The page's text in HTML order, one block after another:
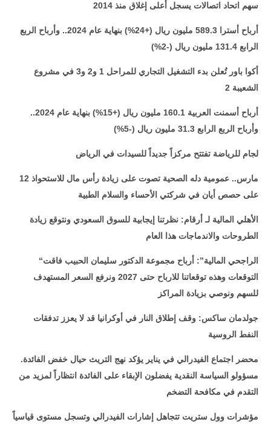
سهم اتحاد اتصالات يسجل أعلى إغلاق منذ 2014
أرباح أسترا 589.3 مليون ريال (+24%) بنهاية عام 2024.. وأرباح الربع
الرابع 131.4 مليون ريال (-2%)
أكوا باور تُعلن بدء التشغيل التجاري للمراحل 1 و2 و3 في مشروع
الشعيبة 2
أرباح أسمنت العربية 160.1 مليون ريال (+15%) بنهاية عام 2024..
وأرباح الربع الرابع 31.3 مليون ريال (-5%)
لجام للرياضة تفتتح مركزاً جديداً للسيدات في الرياض
12 مارس.. عمومية دله الصحية تصوت على زيادة رأس مال للاستحواذ
على حصص أيان في شركتي الأحساء والسلام الطبية
الأهلي المالية لـ أرقام: نظرتنا إيجابية للسوق السعودي ونتوقع زيادة
الطروحات والاندماجات هذا العام
“الراجحي المالية”: أرباح مجموعة الدكتور سليمان الحبيب فاقت
التوقعات وهذه توقعاتنا للارباح حتى 2027 ونرفع السعر المستهدف
للسهم ونوصي بزيادة المراكز
جولدمان ساكس: وقف إطلاق النار في أوكرانيا قد لا يعزز تدفقات
النفط الروسية
محضر اجتماع الفيدرالي في يناير يؤكد نهج التريث حيال خفض الفائدة.
مسؤولو السياسة النقدية يفضلون الإبقاء على الفائدة انتظاراً لمزيد من
التقدم في مكافحة التضخم
مؤشرات وول ستريت تتجاهل إشارات الفيدرالي وتسجل مستوى قياسياً